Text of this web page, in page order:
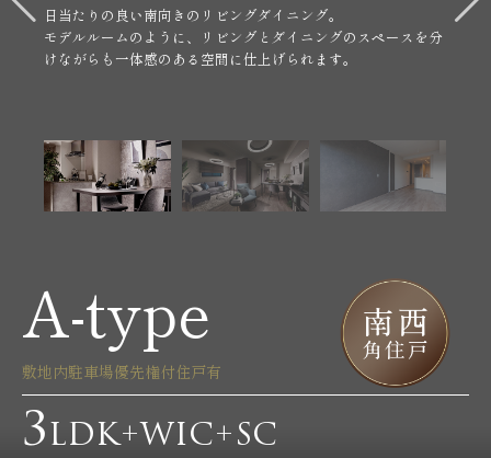
L字型の棚を設置したシューズインクローク。棚は可動式の
為、用途や物の大きさに合わせて自由に調節が可能です。
T字型のハンガーパイプで目いっぱい服を収納できるウォーク
インクローク。
上部は棚になっており、小物類から衣装ケースのような大きな
対面式のL字型キッチンは、カウンターがフラットになってい
る為、作業しながらも小さなお子様の動向を把握することが可
能です。
日当たりの良い南向きのリビングダイニング。
モデルルームのように、リビングとダイニングのスペースを分
けながらも一体感のある空間に仕上げられます。
A-type
敷地内駐車場優先権付住戸有
3 LDK+WIC+SC